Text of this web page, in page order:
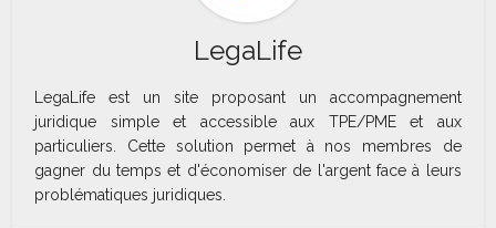
LegaLife
LegaLife est un site proposant un accompagnement
juridique simple et accessible aux TPE/PME et aux
particuliers. Cette solution permet à nos membres de
gagner du temps et d'économiser de l'argent face à leurs
problématiques juridiques.